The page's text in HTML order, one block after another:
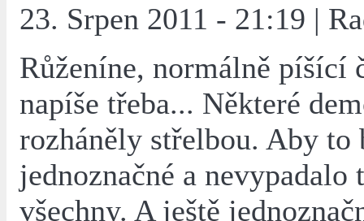
23. Srpen 2011 - 21:19 |
Růženíne, normálně píšící
napíše třeba... Některé
rozháněly střelbou. Aby to
jednoznačné a nevypadalo
všechny. A ještě